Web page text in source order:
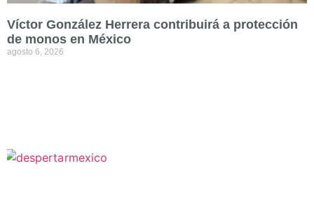
Víctor González Herrera contribuirá a protección
de monos en México
agosto 6, 2026